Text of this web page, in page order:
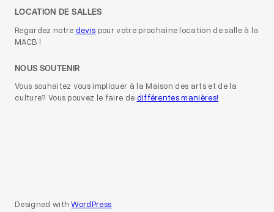
LOCATION DE SALLES
Regardez notre devis pour votre prochaine location de salle à la
MACB !
NOUS SOUTENIR
Vous souhaitez vous impliquer à la Maison des arts et de la
culture? Vous pouvez le faire de différentes manières!
Designed withWordPress